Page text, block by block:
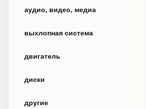
аудио, видео, медиа
выхлопная система
двигатель
диски
другие